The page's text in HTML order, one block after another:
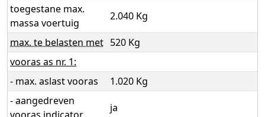
toegestane max.
massa voertuig
2.040 Kg
max. te belasten met 520 Kg
vooras as nr. 1:
- max. aslast vooras
1.020 Kg
- aangedreven
ja